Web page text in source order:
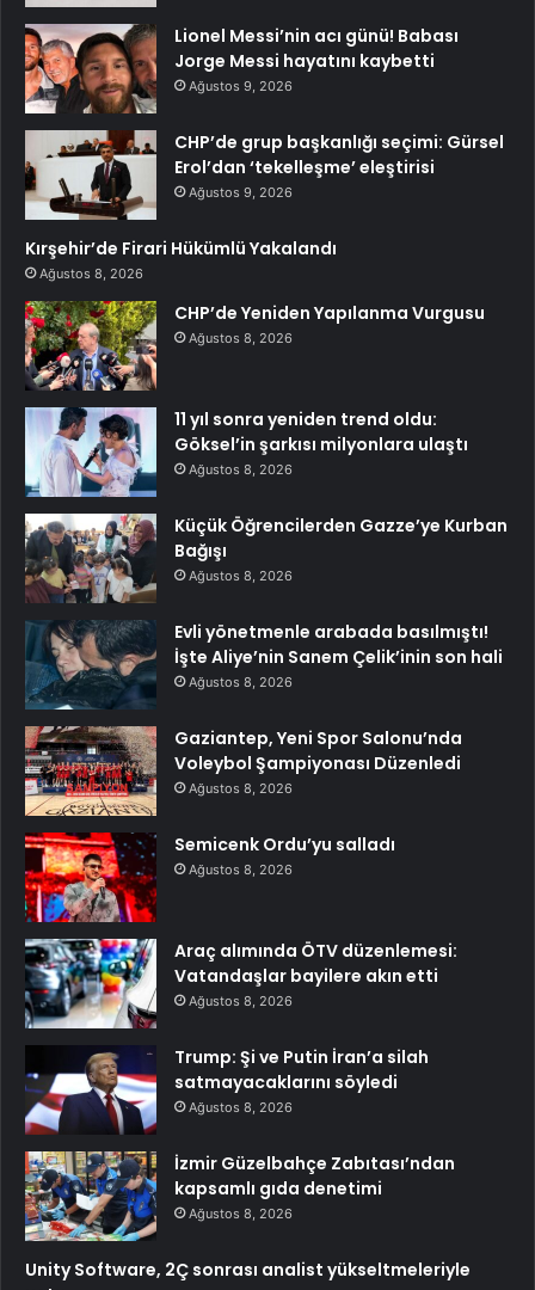
Lionel Messi’nin acı günü! Babası
Jorge Messi hayatını kaybetti
Ağustos 9, 2026
CHP’de grup başkanlığı seçimi: Gürsel
Erol’dan ‘tekelleşme’ eleştirisi
Ağustos 9, 2026
Kırşehir’de Firari Hükümlü Yakalandı
Ağustos 8, 2026
CHP’de Yeniden Yapılanma Vurgusu
Ağustos 8, 2026
11 yıl sonra yeniden trend oldu:
Göksel’in şarkısı milyonlara ulaştı
Ağustos 8, 2026
Küçük Öğrencilerden Gazze’ye Kurban
Bağışı
Ağustos 8, 2026
Evli yönetmenle arabada basılmıştı!
İşte Aliye’nin Sanem Çelik’inin son hali
Ağustos 8, 2026
Gaziantep, Yeni Spor Salonu’nda
Voleybol Şampiyonası Düzenledi
Ağustos 8, 2026
Semicenk Ordu’yu salladı
Ağustos 8, 2026
Araç alımında ÖTV düzenlemesi:
Vatandaşlar bayilere akın etti
Ağustos 8, 2026
Trump: Şi ve Putin İran’a silah
satmayacaklarını söyledi
Ağustos 8, 2026
İzmir Güzelbahçe Zabıtası’ndan
kapsamlı gıda denetimi
Ağustos 8, 2026
Unity Software, 2Ç sonrası analist yükseltmeleriyle